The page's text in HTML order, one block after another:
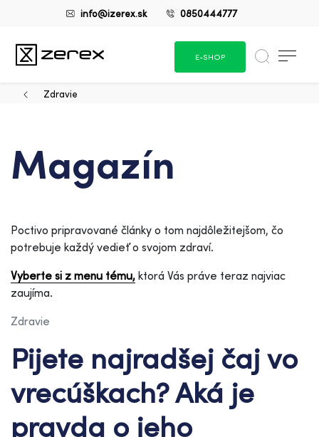
info@izerex.sk 0850444777
E-SHOP
Zdravie
Magazín
Poctivo pripravované články o tom najdôležitejšom, čo
potrebuje každý vedieť o svojom zdraví.
Vyberte si z menu tému, ktorá Vás práve teraz najviac
zaujíma.
Zdravie
Pijete najradšej čaj vo
vrecúškach? Aká je
pravda o jeho